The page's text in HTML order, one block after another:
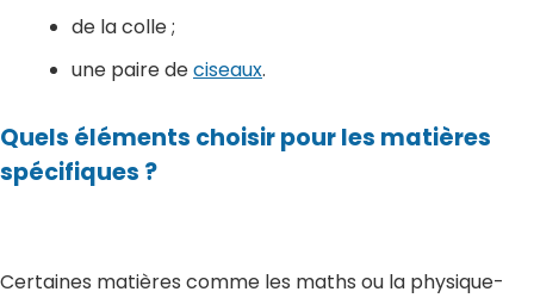
de la colle ;
une paire deciseaux.
Quels éléments choisir pour les matières
spécifiques ?
Certaines matières comme les maths ou la physique-